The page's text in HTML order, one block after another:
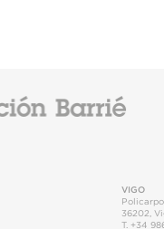
VIGO
Policarpo
36202
T. +34